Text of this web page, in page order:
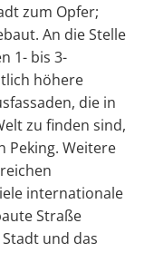
zum Opfer;
An die Stelle
1- bis 3-
höhere
die in
zu finden sind,
Peking. Weitere
internationale
Straße
und das